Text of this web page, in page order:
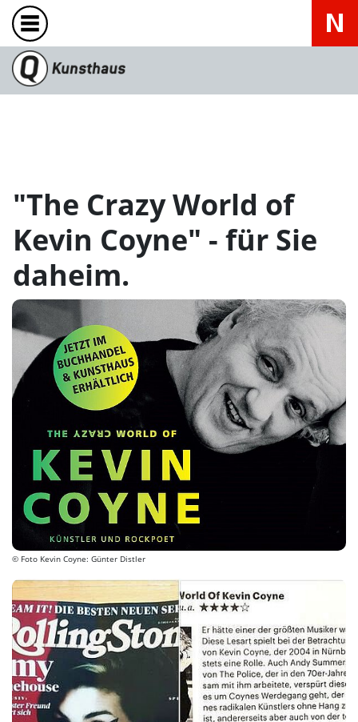
"The Crazy World of
Kevin Coyne" - für Sie
daheim.
© Foto Kevin Coyne: Günter Distler